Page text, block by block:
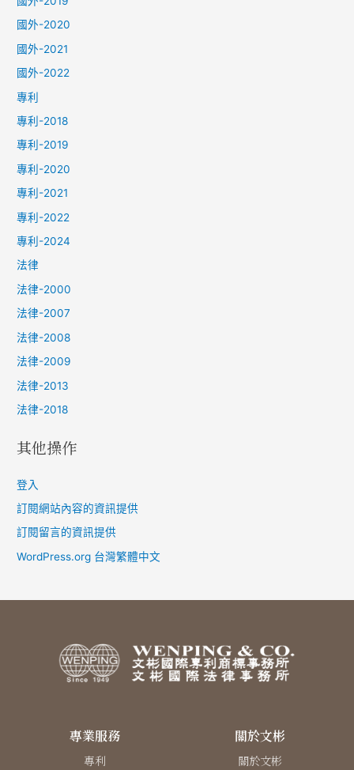
國外-2020
國外-2021
國外-2022
專利
專利-2018
專利-2019
專利-2020
專利-2021
專利-2022
專利-2024
法律
法律-2000
法律-2007
法律-2008
法律-2009
法律-2013
法律-2018
其他操作
登入
訂閱網站內容的資訊提供
訂閱留言的資訊提供
WordPress.org 台灣繁體中文
專業服務
專利
關於文彬
關於文彬